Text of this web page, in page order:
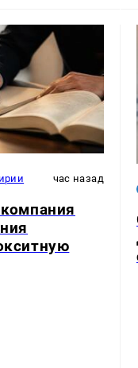
час назад